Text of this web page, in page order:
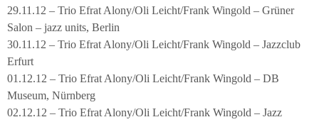
29.11.12 – Trio Efrat Alony/Oli Leicht/Frank Wingold – Grüner
Salon – jazz units, Berlin
30.11.12 – Trio Efrat Alony/Oli Leicht/Frank Wingold – Jazzclub
Erfurt
01.12.12 – Trio Efrat Alony/Oli Leicht/Frank Wingold – DB
Museum, Nürnberg
02.12.12 – Trio Efrat Alony/Oli Leicht/Frank Wingold – Jazz